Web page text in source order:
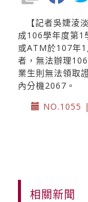
【記者吳婕淩
成106學年度第1
或ATM於107年
者，無法辦理
業生則無法領取
內分機2067。
NO.1055 |
相關新聞